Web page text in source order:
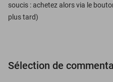
soucis : achetez alors via le
plus tard)
Sélection de